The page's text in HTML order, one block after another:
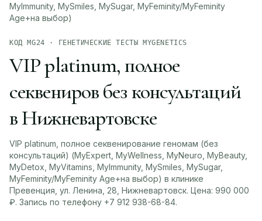
MyImmunity, MySmiles, MySugar, MyFeminity/MyFeminity
Age+на выбор)
КОД MG24 · ГЕНЕТИЧЕСКИЕ ТЕСТЫ MYGENETICS
VIP platinum, полное
секвениров без консультаций
в Нижневартовске
VIP platinum, полное секвенирование геномам (без
консультаций) (MyExpert, MyWellness, MyNeuro, MyBeauty,
MyDetox, MyVitamins, MyImmunity, MySmiles, MySugar,
MyFeminity/MyFeminity Age+на выбор) в клинике
Превенция, ул. Ленина, 28, Нижневартовск. Цена: 990 000
₽. Запись по телефону +7 912 938-68-84.